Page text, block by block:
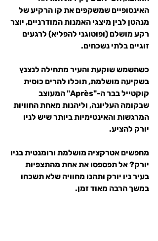
האינסופיים שמשקפים את קו הרקיע של
מנהטן לבין מיצגי האמנות המודרניים, יוצר
רקע מושלם (ופוטוגני להפליא) לרגעים
זוגיים בלתי נשכחים.
כשהשמש שוקעת והעיר מתחילה לנצנץ
בשקיעה מושלמת, תוכלו להרים כוסית
קוקטייל בבר ה-"Après" המעוצב
שבקומה העליונה, וליהנות מאחת החוויות
המרגשות והאינטימיות ביותר שיש לניו
יורק להציע.
מחפשים אטרקציה מושלמת ורומנטית בניו
יורק? אל תפספסו את אחת מהתצפיות
בעיר ניו יורק ותהנו מחוויה שלא תשכחו
במשך הרבה מאוד זמן.